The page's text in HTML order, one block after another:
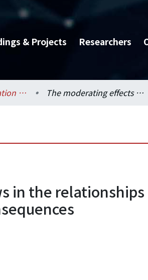
& Projects Researchers
Business Administration / 工商管理學系暨商學研究所 The moderating effects of self-views in the relationships between leadership styles and subordinates’ work consequences
in the